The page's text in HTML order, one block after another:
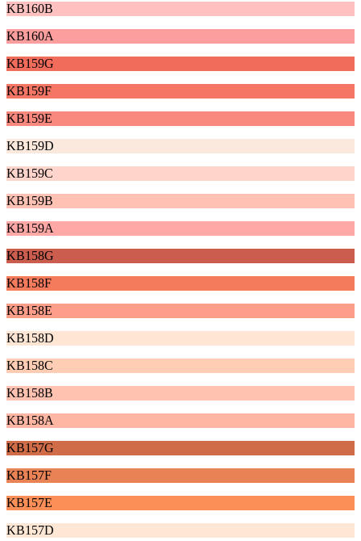
KB160B
KB160A
KB159G
KB159F
KB159E
KB159D
KB159C
KB159B
KB159A
KB158G
KB158F
KB158E
KB158D
KB158C
KB158B
KB158A
KB157G
KB157F
KB157E
KB157D